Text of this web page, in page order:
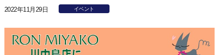
2022年11月29日 イベント